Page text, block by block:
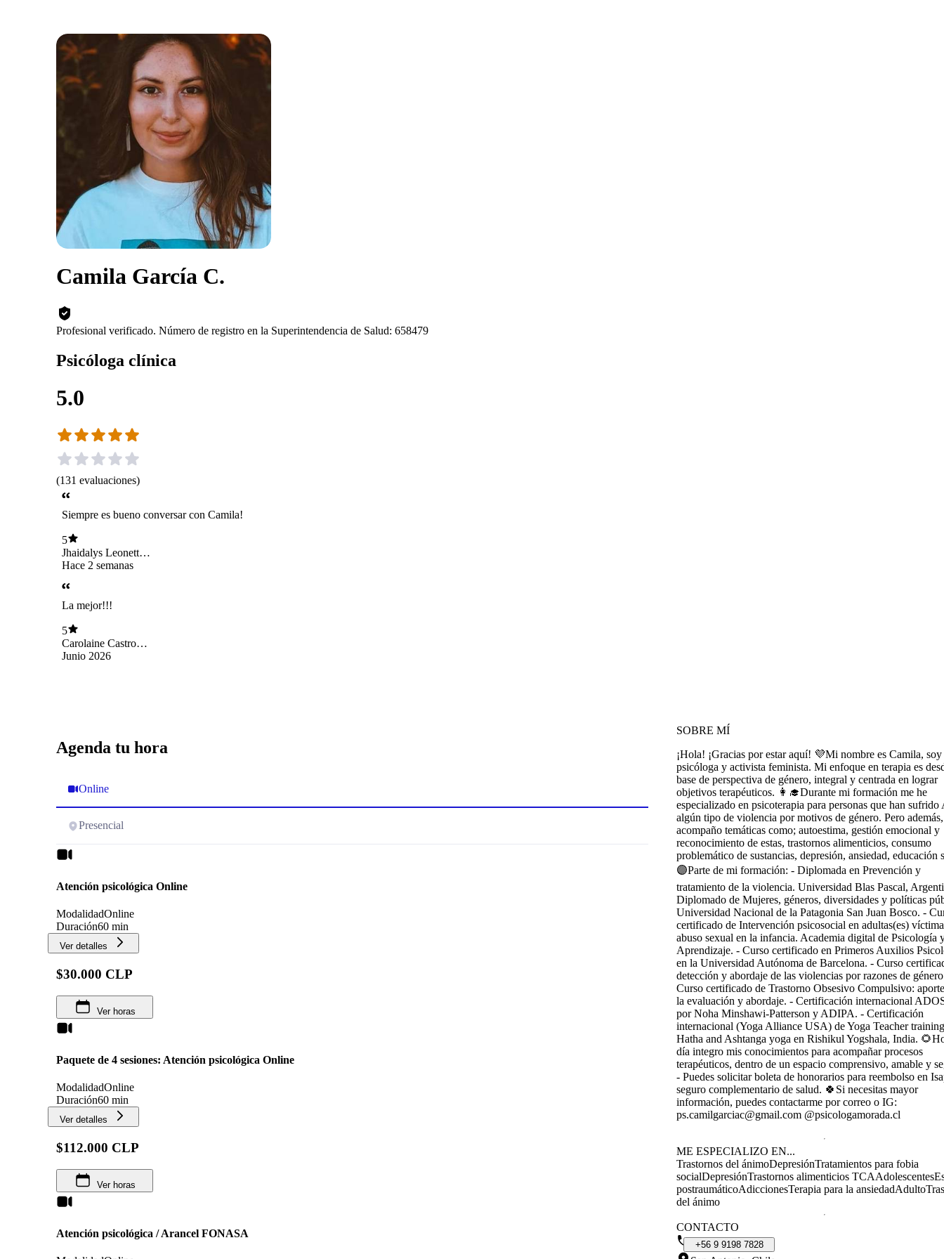
Camila García C.
Profesional verificado. Número de registro en la Superintendencia de Salud: 658479
Psicóloga clínica
5.0
(131 evaluaciones)
Siempre es bueno conversar con Camila!
5
Jhaidalys Leonett
Rodríguez
Hace 2 semanas
La mejor!!!
5
Carolaine Castro
Sanchez
Junio 2026
Agenda tu hora
Online
Presencial
Atención psicológica Online
ModalidadOnline
Duración60 min
Ver detalles
$30.000 CLP
Ver horas
Paquete de 4 sesiones: Atención psicológica Online
ModalidadOnline
Duración60 min
Ver detalles
$112.000 CLP
Ver horas
Atención psicológica / Arancel FONASA
SOBRE MÍ
¡Hola! ¡Gracias por estar aquí! 💜Mi nombre es Camila, soy
psicóloga y activista feminista. Mi enfoque en terapia es
base de perspectiva de género, integral y centrada en lograr
objetivos terapéuticos. 👩‍🎓Durante mi formación me he
especializado en psicoterapia para personas que han sufrido
algún tipo de violencia por motivos de género. Pero además,
acompaño temáticas como; autoestima, gestión emocional y
reconocimiento de estas, trastornos alimenticios, consumo
problemático de sustancias, depresión, ansiedad, educación
🟣Parte de mi formación: - Diplomada en Prevención y
tratamiento de la violencia. Universidad Blas Pascal,
Diplomado de Mujeres, géneros, diversidades y políticas
Universidad Nacional de la Patagonia San Juan Bosco. -
certificado de Intervención psicosocial en adultas(es)
abuso sexual en la infancia. Academia digital de Psicología
Aprendizaje. - Curso certificado en Primeros Auxilios
en la Universidad Autónoma de Barcelona. - Curso
detección y abordaje de las violencias por razones de
Curso certificado de Trastorno Obsesivo Compulsivo:
la evaluación y abordaje. - Certificación internacional
por Noha Minshawi-Patterson y ADIPA. - Certificación
internacional (Yoga Alliance USA) de Yoga Teacher
Hatha and Ashtanga yoga en Rishikul Yogshala, India.
día integro mis conocimientos para acompañar procesos
terapéuticos, dentro de un espacio comprensivo, amable y
- Puedes solicitar boleta de honorarios para reembolso en
seguro complementario de salud. 🍀Si necesitas mayor
información, puedes contactarme por correo o IG:
ps.camilgarciac@gmail.com @psicologamorada.cl
ME ESPECIALIZO EN...
Trastornos del ánimoDepresiónTratamientos para fobia
socialDepresiónTrastornos alimenticios TCAAdolescentes
postraumáticoAdiccionesTerapia para la ansiedadAdulto
del ánimo
CONTACTO
+56 9 9198 7828